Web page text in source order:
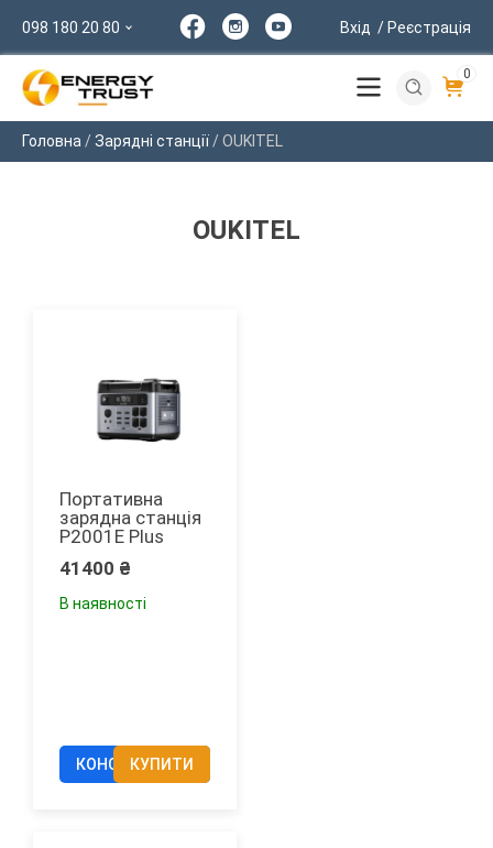
098 180 20 80 Вхід / Реєстрація
0
Головна /Зарядні станції / OUKITEL
OUKITEL
Портативна
зарядна станція
P2001E Plus
41400 ₴
В наявності
КУПИТИ
КОНСУЛЬТАЦІЯ